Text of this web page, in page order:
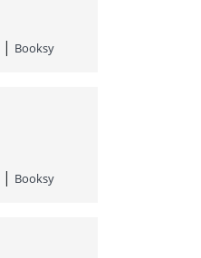
| Booksy
| Booksy